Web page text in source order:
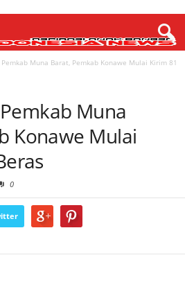
Pemkab Muna Barat, Pemkab Konawe Mulai Kirim 81
Muna
Konawe Mulai
0